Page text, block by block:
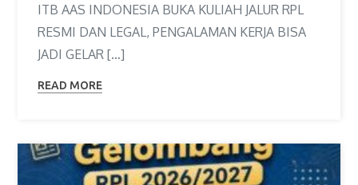
ITB AAS INDONESIA BUKA KULIAH JALUR RPL
RESMI DAN LEGAL, PENGALAMAN KERJA BISA
JADI GELAR […]
READ MORE